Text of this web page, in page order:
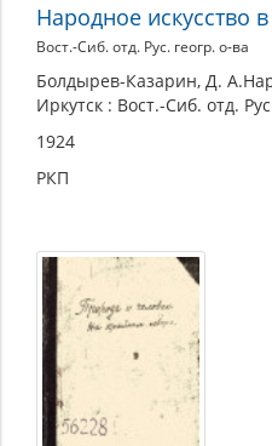
Народное искусство
Вост.-Сиб. отд. Рус. геогр. о-ва
Болдырев-Казарин, Д.
Иркутск : Вост.-Сиб. отд.
1924
РКП